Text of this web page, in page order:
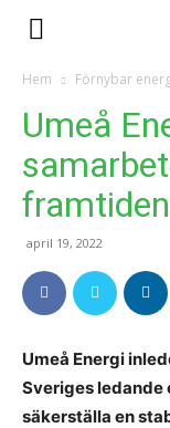
Hem Förnybar
Umeå
april 19, 2022
Umeå Energi
Sveriges ledande
säkerställa en